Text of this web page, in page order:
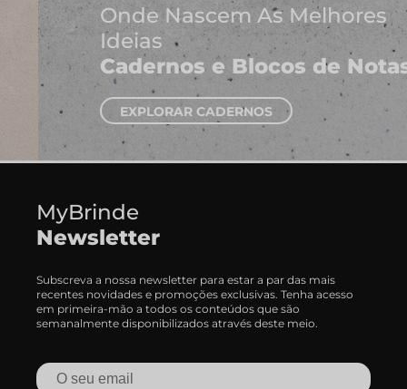
Onde Nascem As Melhores
Ideias
Cadernos e Blocos de Notas
EXPLORAR CADERNOS
MyBrinde
Newsletter
Subscreva a nossa newsletter para estar a par das mais
recentes novidades e promoções exclusivas. Tenha acesso
em primeira-mão a todos os conteúdos que são
semanalmente disponibilizados através deste meio.